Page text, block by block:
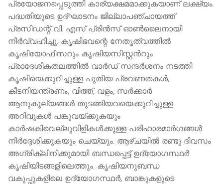
പ്രയോജനപ്പെടുത്തി കാര്യക്ഷമമാക്കുകയാണ് ലക്ഷ്യം.
പദ്ധതിയുടെ ഉദ്ഘാടനം ജില്ലാപഞ്ചായത്ത്
പ്രസിഡന്റ് വി. എസ് പ്രിൻസ് ഓൺലൈനായി
നിർവ്വഹിച്ചു. കൃഷിഭവന്റെ നേതൃത്വത്തിൽ
കൃഷിയോഫീസറും കൃഷിയസിസ്റ്റൻറും
പ്രാദേശികതലത്തിൽ വാർഡ് സന്ദർശനം നടത്തി
കൃഷിയെക്കുറിച്ചുള്ള പുതിയ പ്രവണതകൾ,
കീടനിയന്ത്രണം, വിത്ത്, വളം, സർക്കാർ
ആനുകൂല്യങ്ങൾ തുടങ്ങിയവയെക്കുറിച്ചുള്ള
അറിവുകൾ പങ്കുവയ്ക്കുകയും
കാര്‍ഷകിവെല്ലുവിളികള്‍ക്കുള്ള പരിഹാരമാർഗങ്ങൾ
നിർദ്ദേശിക്കുകയും ചെയ്യും. ആഴ്ചയില്‍ രണ്ടു ദിവസം
അഗ്രിക്ലിനിക്കുമായി ബന്ധപ്പെട്ട് ഉദ്യോഗസ്ഥർ
കൃഷിയിടങ്ങളിലെത്തും. കൃഷിയനുബന്ധ
വകുപ്പുകളിലെ ഉദ്യോഗസ്ഥർ, ബാങ്കുകളുടെ